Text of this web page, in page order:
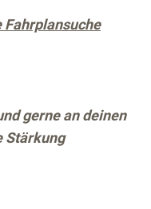
Fahrplansuche
gerne an deinen
Stärkung